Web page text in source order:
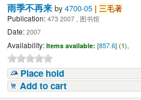
雨季不再来by4700-05 | 三毛著
Publication: 473 2007 , 图书馆
Date: 2007
Availability: Items available: [857.6] (1),
Place hold
Add to cart